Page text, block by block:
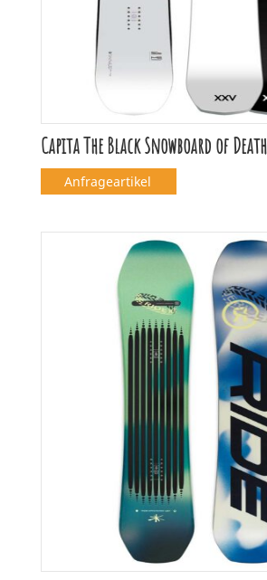
Capita The Black Snowboard of
Anfrageartikel